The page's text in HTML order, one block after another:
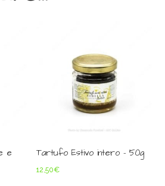
e
Tartufo Estivo intero – 50g
12,50€